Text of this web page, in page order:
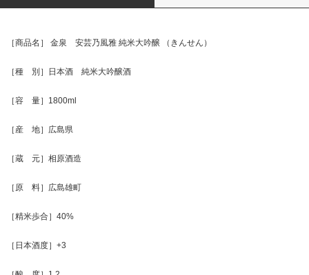
［商品名］ 金泉 安芸乃風雅 純米大吟醸 （きんせん）
［種 別］日本酒 純米大吟醸酒
［容 量］1800ml
［産 地］広島県
［蔵 元］相原酒造
［原 料］広島雄町
［精米歩合］40%
［日本酒度］+3